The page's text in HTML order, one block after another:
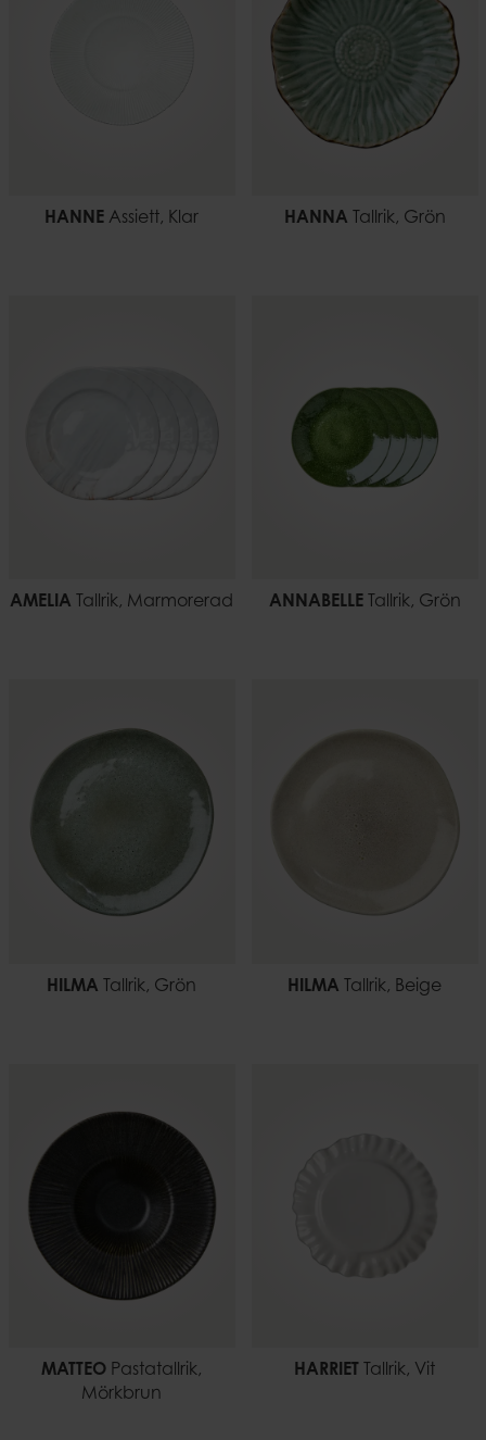
HANNE Assiett, Klar HANNA Tallrik, Grön
AMELIA Tallrik, Marmorerad ANNABELLETallrik, Grön
HILMA Tallrik, Grön HILMA Tallrik, Beige
MATTEO Pastatallrik,
Mörkbrun
HARRIET Tallrik, Vit